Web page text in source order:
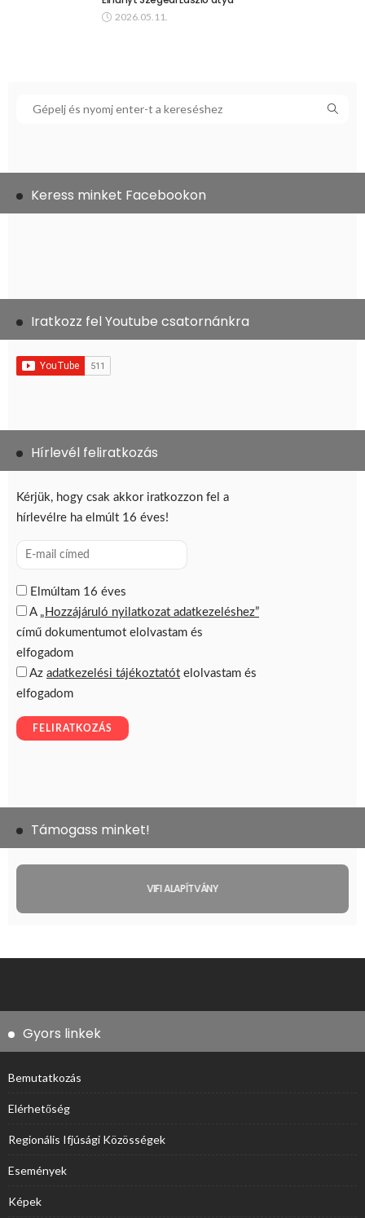
2026.05.11.
Keress minket Facebookon
Iratkozz fel Youtube csatornánkra
Hírlevél feliratkozás
Támogass minket!
VIFI ALAPÍTVÁNY
Gyors linkek
Bemutatkozás
Elérhetőség
Regionális Ifjúsági Közösségek
Események
Képek